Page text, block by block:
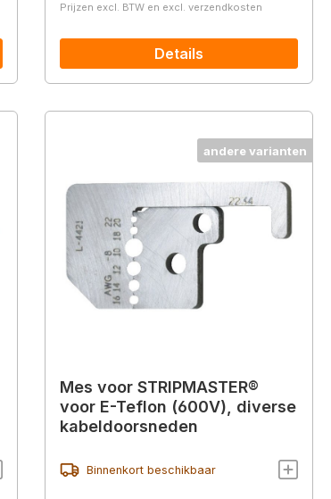
Prijzen excl. BTW en excl. verzendkosten
Details
andere varianten
Mes voor STRIPMASTER®
voor E-Teflon (600V), diverse
kabeldoorsneden
Binnenkort beschikbaar